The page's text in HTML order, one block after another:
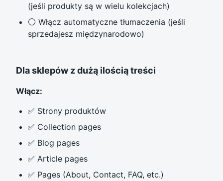
(jeśli produkty są w wielu kolekcjach)
⚪ Włącz automatyczne tłumaczenia (jeśli
sprzedajesz międzynarodowo)
Dla sklepów z dużą ilością treści
Włącz:
✅ Strony produktów
✅ Collection pages
✅ Blog pages
✅ Article pages
✅ Pages (About, Contact, FAQ, etc.)